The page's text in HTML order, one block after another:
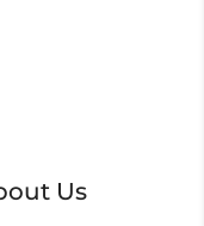
Us